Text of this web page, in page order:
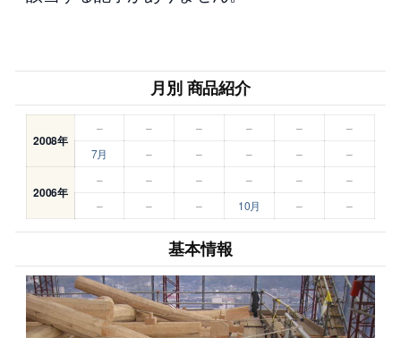
月別 商品紹介
2008年
– – – – –
–
7月
– – – – –
2006年
– – – – –
–
–
– – 10月 – –
基本情報